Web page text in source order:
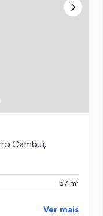
Cambuí,
57 m²
Ver mais